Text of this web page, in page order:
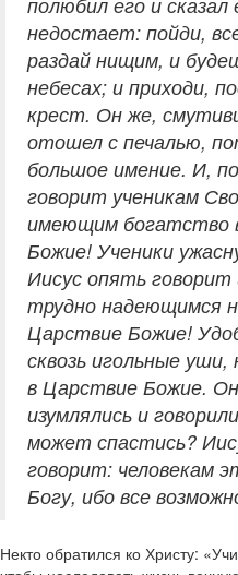
недостает: пойди,
раздай нищим, и
небесах; и приходи,
крест. Он же,
отошел с печалью,
большое имение. И,
говорит ученикам
имеющим богатство
Божие! Ученики
Иисус опять
трудно надеющимся
Царствие Божие!
сквозь игольные
в Царствие Божие.
изумлялись и
может спастись?
говорит: человекам
Богу, ибо все
Некто обратился ко Христу: